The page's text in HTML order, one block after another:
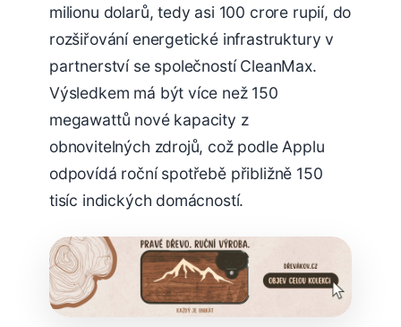
milionu dolarů, tedy asi 100 crore rupií, do
rozšiřování energetické infrastruktury v
partnerství se společností CleanMax.
Výsledkem má být více než 150
megawattů nové kapacity z
obnovitelných zdrojů, což podle Applu
odpovídá roční spotřebě přibližně 150
tisíc indických domácností.